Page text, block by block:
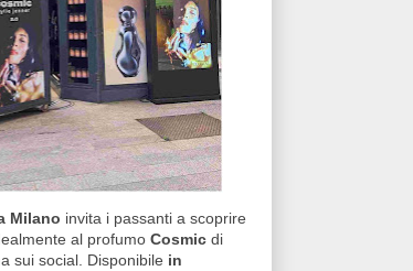
Milano invita i passanti a scoprire
al profumo Cosmic di
sui social. Disponibile in